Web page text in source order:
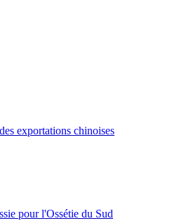
exportations chinoises
pour l'Ossétie du Sud